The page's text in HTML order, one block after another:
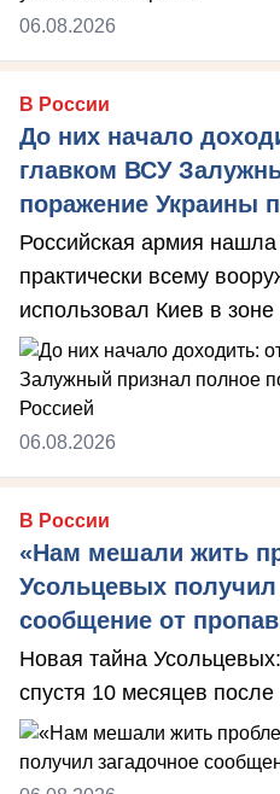
06.08.2026
В России
До них начало
главком ВСУ
поражение Украины
Российская армия
практически всему
использовал Киев в
06.08.2026
В России
«Нам мешали жить
Усольцевых получил
сообщение от
Новая тайна
спустя 10 месяцев после